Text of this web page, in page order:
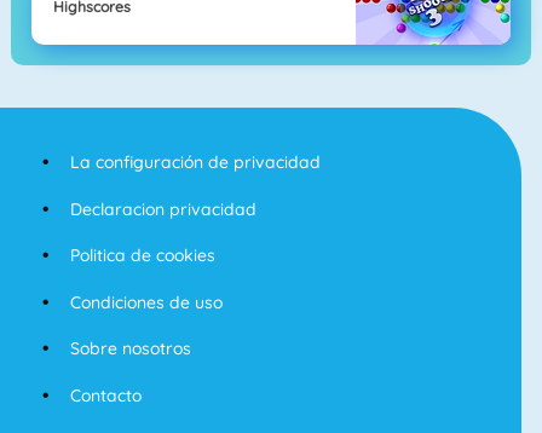
Highscores
La configuración de privacidad
Declaracion privacidad
Politica de cookies
Condiciones de uso
Sobre nosotros
Contacto